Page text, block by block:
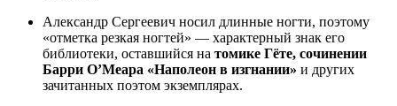
Александр Сергеевич носил длинные ногти, поэтому
«отметка резкая ногтей» — характерный знак его
библиотеки, оставшийся на томике Гёте, сочинении
Барри О’Меара «Наполеон в изгнании» и других
зачитанных поэтом экземплярах.